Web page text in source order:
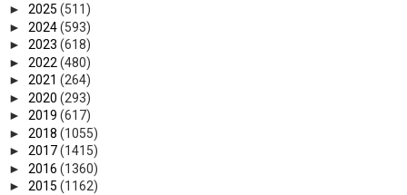
► 2025 (511)
► 2024(593)
► 2023 (618)
► 2022 (480)
► 2021 (264)
► 2020 (293)
► 2019 (617)
► 2018 (1055)
► 2017(1415)
► 2016 (1360)
► 2015 (1162)